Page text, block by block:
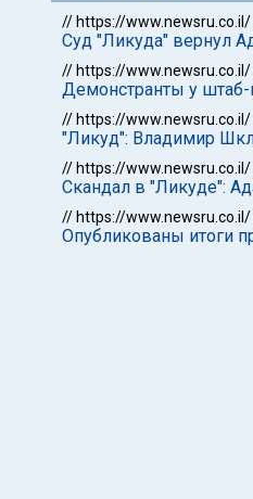
// https://www.newsru.co.il/
Суд "Ликуда" вернул
// https://www.newsru.co.il/
Демонстранты у
// https://www.newsru.co.il/
"Ликуд": Владимир
// https://www.newsru.co.il/
Скандал в "Ликуде":
// https://www.newsru.co.il/
Опубликованы итоги